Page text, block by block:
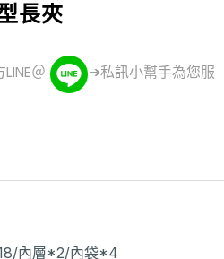
長夾
＠ ➔私訊小幫手為您服
內層*2/內袋*4